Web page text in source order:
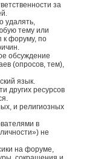
за
удалять,
тему или
к форуму, по
обсуждение
(опросов, тем),
язык.
других ресурсов
и религиозных
в
не
на форуме,